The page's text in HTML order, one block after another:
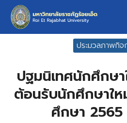
Skip
content
ประมวลภาพกิจ
ปฐมนิเทศนักศึกษา
ต้อนรับนักศึกษาให
ศึกษา